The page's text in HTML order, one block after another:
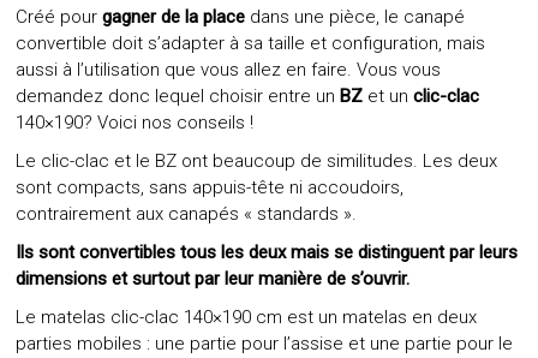
Créé pourgagner de la place dans une pièce, le canapé
convertible doit s’adapter à sa taille et configuration, mais
aussi à l’utilisation que vous allez en faire. Vous vous
demandez donc lequel choisir entre un BZ et unclic-clac
140×190? Voici nos conseils !
Le clic-clac et le BZ ont beaucoup de similitudes. Les deux
sont compacts, sans appuis-tête ni accoudoirs,
contrairement aux canapés « standards ».
Ils sont convertibles tous les deux mais se distinguent par leurs
dimensions et surtout par leur manière de s’ouvrir.
Le matelas clic-clac 140×190 cm est un matelas en deux
parties mobiles : une partie pour l’assise et une partie pour le